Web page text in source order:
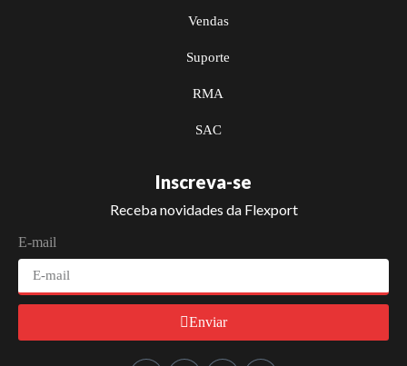
Vendas
Suporte
RMA
SAC
Inscreva-se
Receba novidades da Flexport
E-mail
Enviar